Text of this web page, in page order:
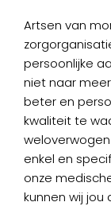
Artsen van
persoonlijke
niet naar
beter en
kwaliteit te
enkel en
onze
kunnen wij